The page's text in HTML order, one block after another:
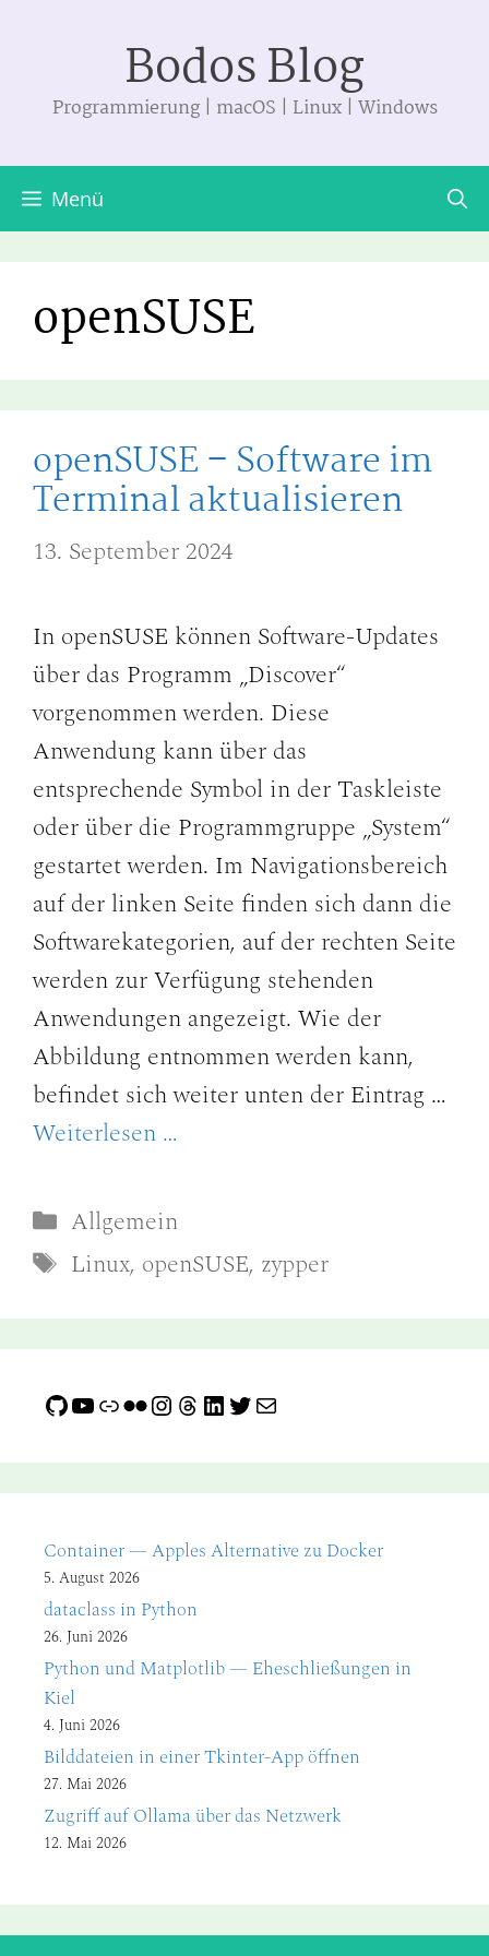
springen
Bodos Blog
Programmierung | macOS | Linux | Windows
Menü
openSUSE
openSUSE – Software im
Terminal aktualisieren
13. September 2024
In openSUSE können Software-Updates
über das Programm „Discover“
vorgenommen werden. Diese
Anwendung kann über das
entsprechende Symbol in der Taskleiste
oder über die Programmgruppe „System“
gestartet werden. Im Navigationsbereich
auf der linken Seite finden sich dann die
Softwarekategorien, auf der rechten Seite
werden zur Verfügung stehenden
Anwendungen angezeigt. Wie der
Abbildung entnommen werden kann,
befindet sich weiter unten der Eintrag …
Weiterlesen …
Kategorien
Allgemein
Schlagwörter
Linux, openSUSE, zypper
GitHub
YouTube
LinkFlickr
Instagram
Threads
LinkedIn
Twitter
E-Mail
Container — Apples Alternative zu Docker
5. August 2026
dataclass in Python
26. Juni 2026
Python und Matplotlib — Eheschließungen in
Kiel
4. Juni 2026
Bilddateien in einer Tkinter-App öffnen
27. Mai 2026
Zugriff auf Ollama über das Netzwerk
12. Mai 2026